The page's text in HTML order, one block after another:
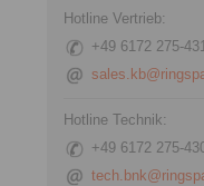
Hotline Vertrieb:
+49 6172 275-
Hotline Technik:
+49 6172 275-